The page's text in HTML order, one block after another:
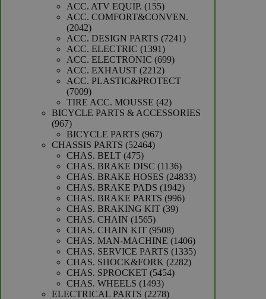
producten
ACC. ATV EQUIP. 155155
producten
ACC. COMFORT&CONVEN.
20422042
producten
ACC. DESIGN PARTS 72417241
ACC. ELECTRIC 13911391
producten
ACC. ELECTRONIC 699699
ACC. EXHAUST 22122212
producten
ACC. PLASTIC&PROTECT
70097009
producten
TIRE ACC. MOUSSE 4242
producten
BICYCLE PARTS & ACCESSORIES
967967
producten
BICYCLE PARTS 967967
CHASSIS PARTS 5246452464
CHAS. BELT 475475
producten
CHAS. BRAKE DISC 11361136
producten
CHAS. BRAKE HOSES 2483324833
CHAS. BRAKE PADS 19421942
producten
CHAS. BRAKE PARTS 996996
CHAS. BRAKING KIT 3939
CHAS. CHAIN 15651565
producten
CHAS. CHAIN KIT 95089508
producten
CHAS. MAN-MACHINE 14061406
producten
CHAS. SERVICE PARTS 13351335
CHAS. SHOCK&FORK 22822282
CHAS. SPROCKET 54545454
CHAS. WHEELS 14931493
producten
ELECTRICAL PARTS 22782278